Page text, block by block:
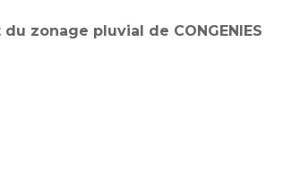
zonage pluvial de CONGENIES